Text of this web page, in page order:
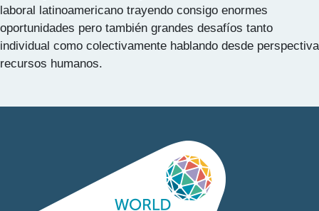
laboral latinoamericano trayendo consigo enormes
oportunidades pero también grandes desafíos tanto
individual como colectivamente hablando desde perspectiva
recursos humanos.